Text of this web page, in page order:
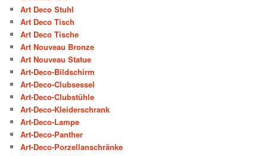
Art Deco Stuhl
Art Deco Tisch
Art Deco Tische
Art Nouveau Bronze
Art Nouveau Statue
Art-Deco-Bildschirm
Art-Deco-Clubsessel
Art-Deco-Clubstühle
Art-Deco-Kleiderschrank
Art-Deco-Lampe
Art-Deco-Panther
Art-Deco-Porzellanschränke